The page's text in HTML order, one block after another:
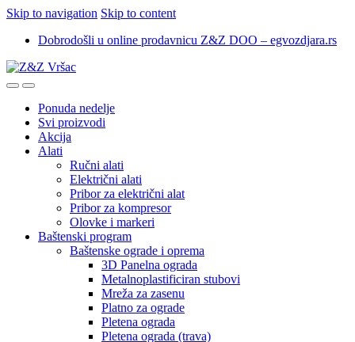
Skip to navigation Skip to content
Dobrodošli u online prodavnicu Z&Z DOO – egvozdjara.rs
Ponuda nedelje
Svi proizvodi
Akcija
Alati
Ručni alati
Električni alati
Pribor za električni alat
Pribor za kompresor
Olovke i markeri
Baštenski program
Baštenske ograde i oprema
3D Panelna ograda
Metalnoplastificiran stubovi
Mreža za zasenu
Platno za ograde
Pletena ograda
Pletena ograda (trava)